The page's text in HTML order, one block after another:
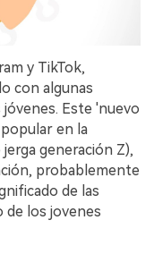
y TikTok,
con algunas
Este 'nuevo
popular en la
generación Z),
probablemente
de las
de los jovenes